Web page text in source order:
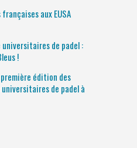
aux EUSA
universitaires de padel :
!
édition des
de padel à